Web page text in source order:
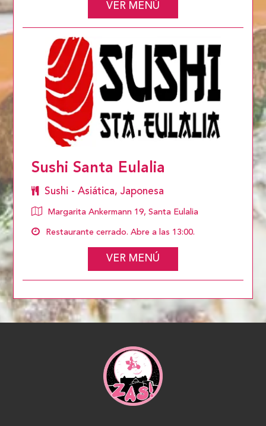
VER MENÚ
Sushi Santa Eulalia
Sushi - Asiática, Japonesa
Margarita Ankermann 19, Santa Eulalia
Restaurante cerrado. Abre a las 13:00.
VER MENÚ